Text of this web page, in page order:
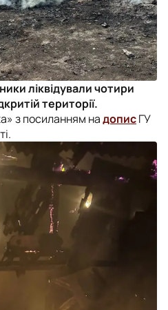
ліквідували чотири
території.
з посиланням надописГУ